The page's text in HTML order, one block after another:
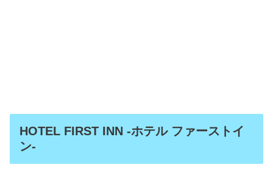
HOTEL FIRST INN -ホテル ファーストイ
ン-